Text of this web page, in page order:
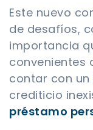
Este nuevo
de desafíos,
importancia
convenientes
contar con
crediticio
préstamo